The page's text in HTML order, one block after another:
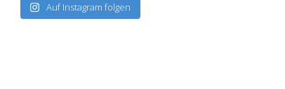
Auf Instagram folgen